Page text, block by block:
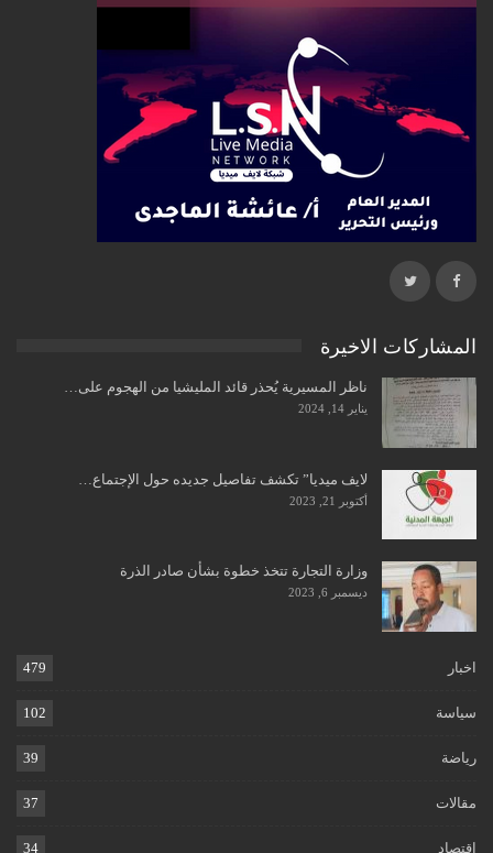
المشاركات الاخيرة
ناظر المسيرية يُحذر قائد المليشيا من الهجوم على…
يناير 14, 2024
لايف ميديا” تكشف تفاصيل جديده حول الإجتماع…
أكتوبر 21, 2023
وزارة التجارة تتخذ خطوة بشأن صادر الذرة
ديسمبر 6, 2023
اخبار 479
سياسة 102
رياضة 39
مقالات 37
اقتصاد 34